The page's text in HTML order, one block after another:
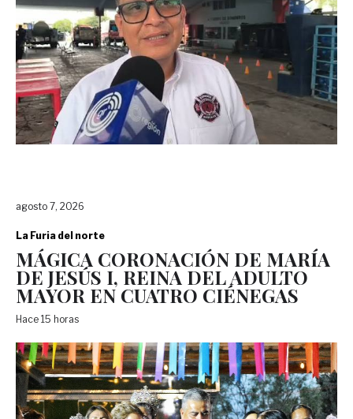
agosto 7, 2026
La Furia del norte
MÁGICA CORONACIÓN DE MARÍA
DE JESÚS I, REINA DEL ADULTO
MAYOR EN CUATRO CIÉNEGAS
Hace 15 horas